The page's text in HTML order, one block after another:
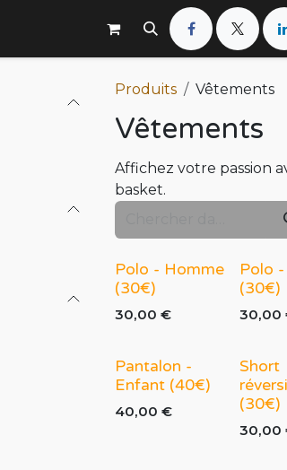
Équipes Féminines Équipes Masculines
Produits Vêtements
Vêtements
Affichez votre passion
basket.
Polo - Homme
(30€)
30,00 €
Polo
(30€)
30,00
Pantalon -
Enfant (40€)
40,00 €
Short
(30€)
30,00